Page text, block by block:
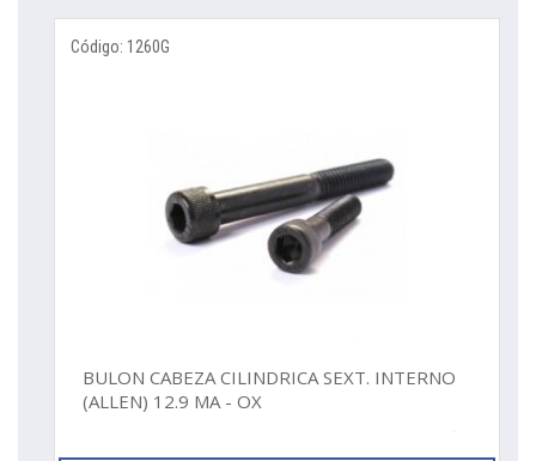
Código: 1260G
BULON CABEZA CILINDRICA SEXT. INTERNO
(ALLEN) 12.9 MA - OX